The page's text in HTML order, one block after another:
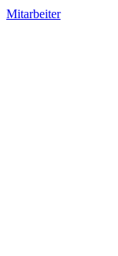
Mitarbeiter